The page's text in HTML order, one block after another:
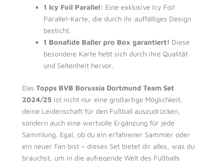
1 Icy Foil Parallel: Eine exklusive Icy Foil
Parallel-Karte, die durch ihr auffälliges Design
besticht.
1 Bonafide Baller pro Box garantiert! Diese
besondere Karte hebt sich durch ihre Qualität
und Seltenheit hervor.
Das Topps BVB Borussia Dortmund Team Set
2024/25 ist nicht nur eine großartige Möglichkeit,
deine Leidenschaft für den Fußball auszudrücken,
sondern auch eine wertvolle Ergänzung für jede
Sammlung. Egal, ob du ein erfahrener Sammler oder
ein neuer Fan bist – dieses Set bietet dir alles, was du
brauchst, um in die aufregende Welt des Fußballs